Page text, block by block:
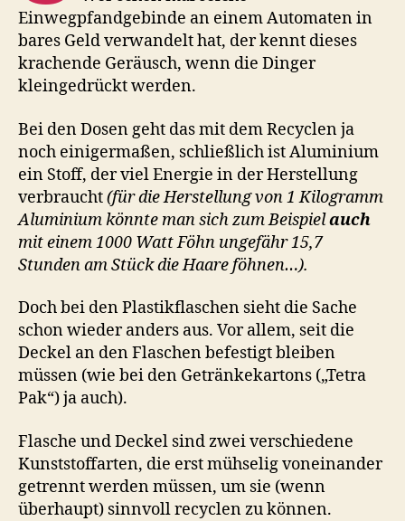
Einwegpfandgebinde an einem Automaten in
bares Geld verwandelt hat, der kennt dieses
krachende Geräusch, wenn die Dinger
kleingedrückt werden.
Bei den Dosen geht das mit dem Recyclen ja
noch einigermaßen, schließlich ist Aluminium
ein Stoff, der viel Energie in der Herstellung
verbraucht(für die Herstellung von 1 Kilogramm
Aluminium könnte man sich zum Beispielauch
mit einem 1000 Watt Föhn ungefähr 15,7
Stunden am Stück die Haare föhnen…).
Doch bei den Plastikflaschen sieht die Sache
schon wieder anders aus. Vor allem, seit die
Deckel an den Flaschen befestigt bleiben
müssen (wie bei den Getränkekartons („Tetra
Pak“) ja auch).
Flasche und Deckel sind zwei verschiedene
Kunststoffarten, die erst mühselig voneinander
getrennt werden müssen, um sie (wenn
überhaupt) sinnvoll recyclen zu können.